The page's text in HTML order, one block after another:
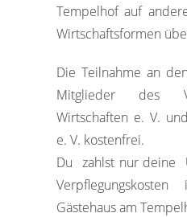
Tempelhof auf
Wirtschaftsformen
Die Teilnahme an
Mitglieder des
Wirtschaften e. V.
e. V. kostenfrei.
Du zahlst nur deine
Gästehaus am